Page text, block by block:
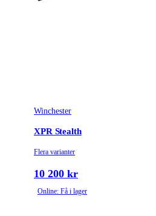
Winchester
XPR Stealth
Flera varianter
10 200 kr
Online: Få i lager